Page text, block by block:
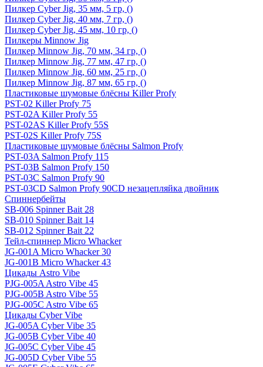
Пилкер Cyber Jig, 35 мм, 5 гр, ()
Пилкер Cyber Jig, 40 мм, 7 гр, ()
Пилкер Cyber Jig, 45 мм, 10 гр, ()
Пилкеры Minnow Jig
Пилкер Minnow Jig, 70 мм, 34 гр, ()
Пилкер Minnow Jig, 77 мм, 47 гр, ()
Пилкер Minnow Jig, 60 мм, 25 гр, ()
Пилкер Minnow Jig, 87 мм, 65 гр, ()
Пластиковые шумовые блёсны Killer Profy
PST-02 Killer Profy 75
PST-02A Killer Profy 55
PST-02AS Killer Profy 55S
PST-02S Killer Profy 75S
Пластиковые шумовые блёсны Salmon Profy
PST-03A Salmon Profy 115
PST-03B Salmon Profy 150
PST-03C Salmon Profy 90
PST-03CD Salmon Profy 90CD незацепляйка двойник
Спиннербейты
SB-006 Spinner Bait 28
SB-010 Spinner Bait 14
SB-012 Spinner Bait 22
Тейл-спиннер Micro Whacker
JG-001A Micro Whacker 30
JG-001B Micro Whacker 43
Цикады Astro Vibe
PJG-005A Astro Vibe 45
PJG-005B Astro Vibe 55
PJG-005C Astro Vibe 65
Цикады Cyber Vibe
JG-005A Cyber Vibe 35
JG-005B Cyber Vibe 40
JG-005C Cyber Vibe 45
JG-005D Cyber Vibe 55